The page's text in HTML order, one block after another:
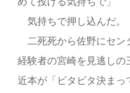
気持ちで押し込んだ。
二死死から佐野にセン
経験者の宮崎を見逃しの
近本が「ビタビタ決まっ